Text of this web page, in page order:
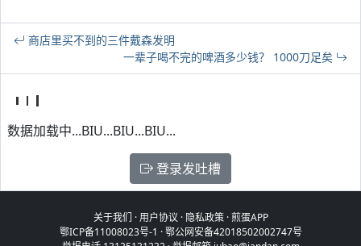
商店里买不到的三件戴森发明
一辈子喝不完的啤酒多少钱？ 1000刀足矣
数据加载中...BIU...BIU...BIU...
登录发吐槽
关于我们 ·用户协议 · 隐私政策·煎蛋APP
鄂ICP备11008023号-1 ·鄂公网安备42018502002747号